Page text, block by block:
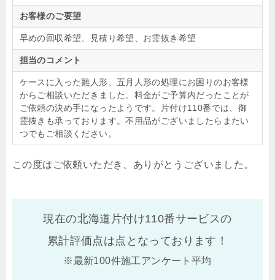
お客様のご要望
早めの回収希望、見積り希望、お霊抜き希望
担当のコメント
ケースに入った雛人形、五月人形の処理にお困りのお客様
からご相談いただきました。料金がご予算内だったことが
ご依頼の決め手になったようです。片付け110番では、御
霊抜きも承っております。不用品がございましたらまたい
つでもご相談ください。
この度はご依頼いただき、ありがとうございました。
現在の北海道片付け110番サービスの
累計評価点は点となっております！
※最新100件施工アンケート平均